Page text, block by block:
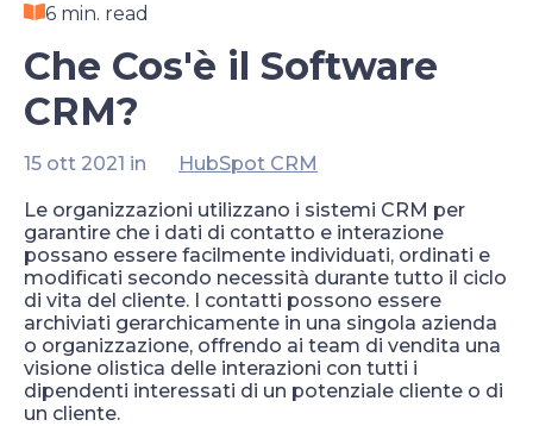
6 min. read
Che Cos'è il Software
CRM?
15 ott 2021 in HubSpot CRM
Le organizzazioni utilizzano i sistemi CRM per
garantire che i dati di contatto e interazione
possano essere facilmente individuati, ordinati e
modificati secondo necessità durante tutto il ciclo
di vita del cliente. I contatti possono essere
archiviati gerarchicamente in una singola azienda
o organizzazione, offrendo ai team di vendita una
visione olistica delle interazioni con tutti i
dipendenti interessati di un potenziale cliente o di
un cliente.